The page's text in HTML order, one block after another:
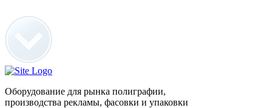
Оборудование для рынка полиграфии,
производства рекламы, фасовки и упаковки